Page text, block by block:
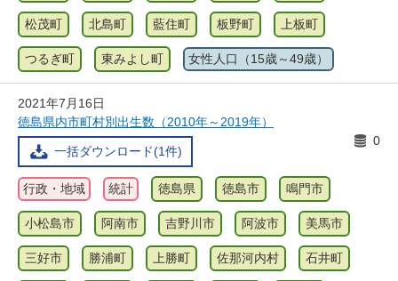
松茂町 北島町 藍住町 板野町 上板町
つるぎ町 東みよし町 女性人口（15歳～49歳）
2021年7月16日
徳島県内市町村別出生数（2010年～2019年）
一括ダウンロード(1件)
0
行政・地域 統計 徳島県 徳島市 鳴門市
小松島市 阿南市 吉野川市 阿波市 美馬市
三好市 勝浦町 上勝町 佐那河内村 石井町